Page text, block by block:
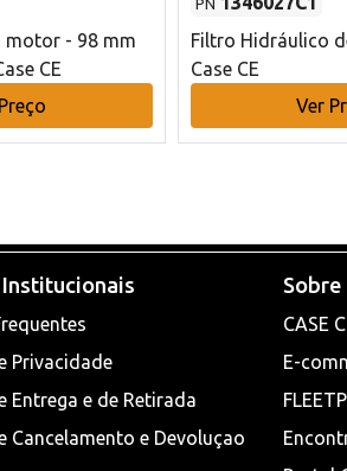
motor - 98 mm
CE
PN
Filtro Hidráulico
Case CE
Ver
Institucionais
Privacidade
Entrega e de Retirada
Cancelamento e Devoluçao
Sobre
CASE
E-